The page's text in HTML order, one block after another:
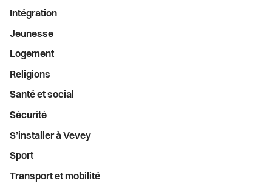
Intégration
Jeunesse
Logement
Religions
Santé et social
Sécurité
S’installer à Vevey
Sport
Transport et mobilité